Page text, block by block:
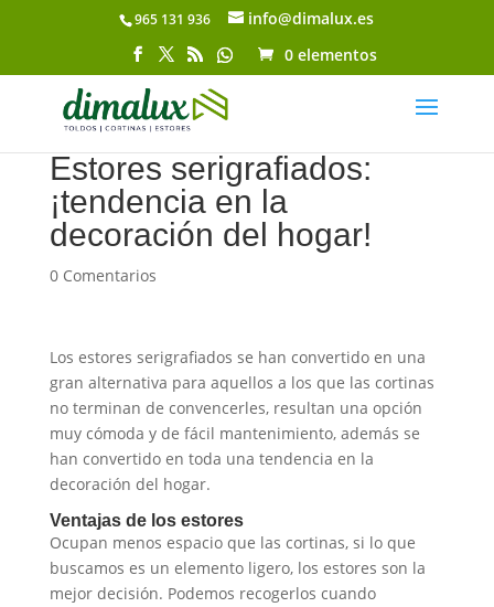
965 131 936
info@dimalux.es
0 elementos
Estores serigrafiados:
¡tendencia en la
decoración del hogar!
0 Comentarios
Los estores serigrafiados se han convertido en una
gran alternativa para aquellos a los que las cortinas
no terminan de convencerles, resultan una opción
muy cómoda y de fácil mantenimiento, además se
han convertido en toda una tendencia en la
decoración del hogar.
Ventajas de los estores
Ocupan menos espacio que las cortinas, si lo que
buscamos es un elemento ligero, los estores son la
mejor decisión. Podemos recogerlos cuando
Abrir barra de herramientas